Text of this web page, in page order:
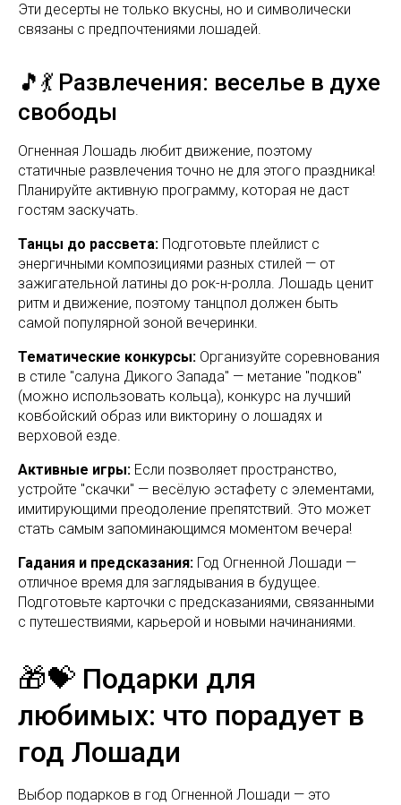
Эти десерты не только вкусны, но и символически
связаны с предпочтениями лошадей.
🎵💃 Развлечения: веселье в духе
свободы
Огненная Лошадь любит движение, поэтому
статичные развлечения точно не для этого праздника!
Планируйте активную программу, которая не даст
гостям заскучать.
Танцы до рассвета: Подготовьте плейлист с
энергичными композициями разных стилей — от
зажигательной латины до рок-н-ролла. Лошадь ценит
ритм и движение, поэтому танцпол должен быть
самой популярной зоной вечеринки.
Тематические конкурсы: Организуйте соревнования
в стиле "салуна Дикого Запада" — метание "подков"
(можно использовать кольца), конкурс на лучший
ковбойский образ или викторину о лошадях и
верховой езде.
Активные игры: Если позволяет пространство,
устройте "скачки" — весёлую эстафету с элементами,
имитирующими преодоление препятствий. Это может
стать самым запоминающимся моментом вечера!
Гадания и предсказания: Год Огненной Лошади —
отличное время для заглядывания в будущее.
Подготовьте карточки с предсказаниями, связанными
с путешествиями, карьерой и новыми начинаниями.
🎁💝 Подарки для
любимых: что порадует в
год Лошади
Выбор подарков в год Огненной Лошади — это